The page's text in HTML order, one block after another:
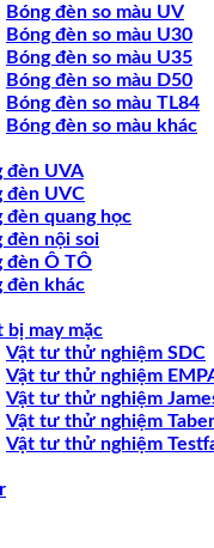
Bóng đèn so màu UV
Bóng đèn so màu U30
Bóng đèn so màu U35
Bóng đèn so màu D50
Bóng đèn so màu TL84
Bóng đèn so màu khác
đèn UVA
đèn UVC
đèn quang học
đèn nội soi
đèn Ô TÔ
đèn khác
bị may mặc
Vật tư thử nghiệm SDC
Vật tư thử nghiệm
Vật tư thử nghiệm
Vật tư thử nghiệm Taber
Vật tư thử nghiệm